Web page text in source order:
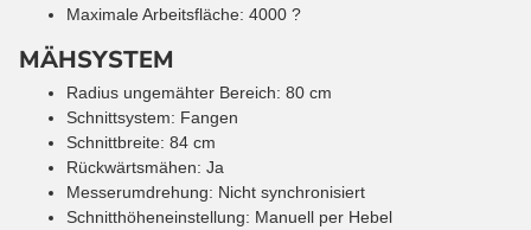
Maximale Arbeitsfläche: 4000 ?
MÄHSYSTEM
Radius ungemähter Bereich: 80 cm
Schnittsystem: Fangen
Schnittbreite: 84 cm
Rückwärtsmähen: Ja
Messerumdrehung: Nicht synchronisiert
Schnitthöheneinstellung: Manuell per Hebel